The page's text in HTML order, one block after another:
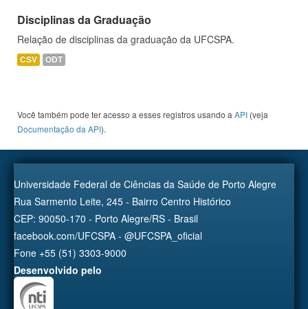
Disciplinas da Graduação
Relação de disciplinas da graduação da UFCSPA.
CSV ODT
Você também pode ter acesso a esses registros usando a API (veja
Documentação da API).
Universidade Federal de Ciências da Saúde de Porto Alegre
Rua Sarmento Leite, 245 - Bairro Centro Histórico
CEP: 90050-170 - Porto Alegre/RS - Brasil
facebook.com/UFCSPA - @UFCSPA_oficial
Fone +55 (51) 3303-9000
Desenvolvido pelo